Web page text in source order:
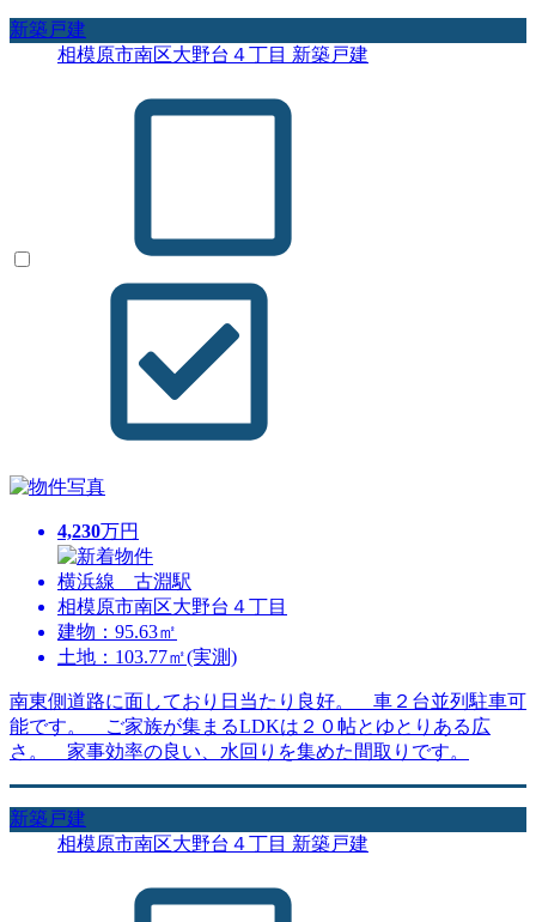
新築戸建
相模原市南区大野台４丁目 新築戸建
4,230万円
横浜線 古淵駅
相模原市南区大野台４丁目
建物：95.63㎡
土地：103.77㎡(実測)
南東側道路に面しており日当たり良好。 車２台並列駐車可
能です。 ご家族が集まるLDKは２０帖とゆとりある広
さ。 家事効率の良い、水回りを集めた間取りです。
新築戸建
相模原市南区大野台４丁目 新築戸建